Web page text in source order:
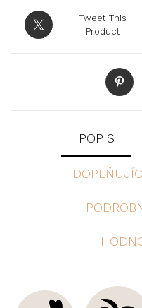
Tweet This
Product
POPIS